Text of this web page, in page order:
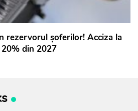
rezervorul șoferilor! Acciza la
din 2027